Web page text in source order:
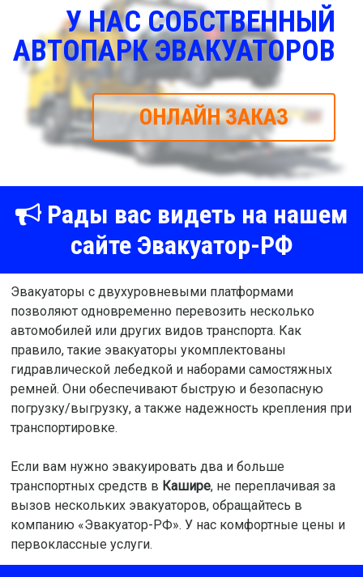
У НАС СОБСТВЕННЫЙ
АВТОПАРК ЭВАКУАТОРОВ
ОНЛАЙН ЗАКАЗ
Рады вас видеть на нашем
сайте Эвакуатор-РФ
Эвакуаторы с двухуровневыми платформами
позволяют одновременно перевозить несколько
автомобилей или других видов транспорта. Как
правило, такие эвакуаторы укомплектованы
гидравлической лебедкой и наборами самостяжных
ремней. Они обеспечивают быструю и безопасную
погрузку/выгрузку, а также надежность крепления при
транспортировке.
Если вам нужно эвакуировать два и больше
транспортных средств в Кашире, не переплачивая за
вызов нескольких эвакуаторов, обращайтесь в
компанию «Эвакуатор-РФ». У нас комфортные цены и
первоклассные услуги.